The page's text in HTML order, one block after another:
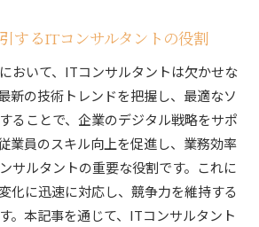
するITコンサルタントの役割
おいて、ITコンサルタントは欠かせな
新の技術トレンドを把握し、最適なソ
ることで、企業のデジタル戦略をサポ
業員のスキル向上を促進し、業務効率
サルタントの重要な役割です。これに
化に迅速に対応し、競争力を維持する
。本記事を通じて、ITコンサルタント